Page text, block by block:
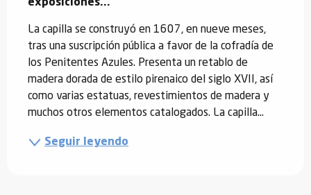
exposiciones...
La capilla se construyó en 1607, en nueve meses,
tras una suscripción pública a favor de la cofradía de
los Penitentes Azules. Presenta un retablo de
madera dorada de estilo pirenaico del siglo XVII, así
como varias estatuas, revestimientos de madera y
muchos otros elementos catalogados. La capilla...
Seguir leyendo